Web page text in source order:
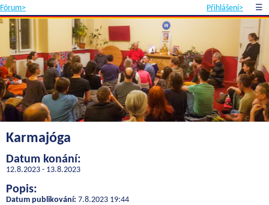
Fórum> Přihlášení> ☰
Karmajóga
Datum konání:
12.8.2023 - 13.8.2023
Popis:
Datum publikování: 7.8.2023 19:44